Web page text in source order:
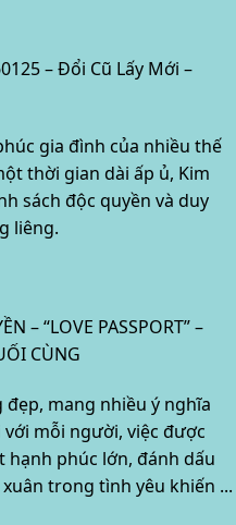
– Đổi Cũ Lấy Mới –
gia đình của nhiều thế
thời gian dài ấp ủ, Kim
sách độc quyền và duy
liêng.
– “LOVE PASSPORT” –
CÙNG
mang nhiều ý nghĩa
mỗi người, việc được
hạnh phúc lớn, đánh dấu
trong tình yêu khiến ...